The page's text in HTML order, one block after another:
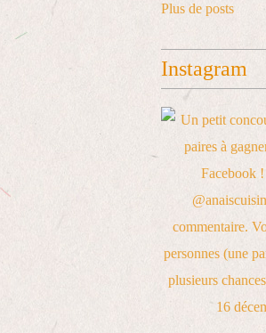
Plus de posts
Instagram